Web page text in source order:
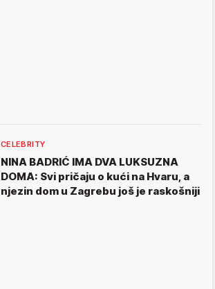
CELEBRITY
NINA BADRIĆ IMA DVA LUKSUZNA
DOMA: Svi pričaju o kući na Hvaru, a
njezin dom u Zagrebu još je raskošniji